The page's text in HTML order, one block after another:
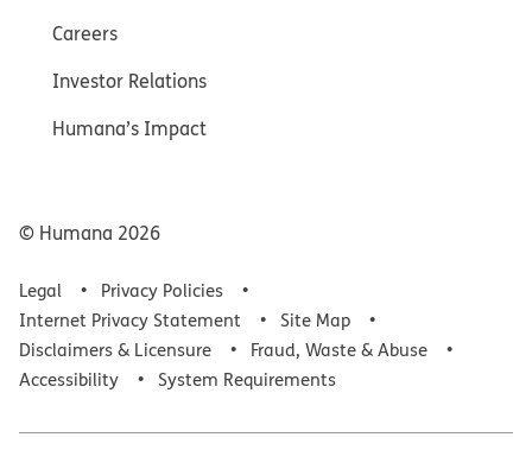
Careers
Investor Relations
Humana’s Impact
© Humana 2026
Legal
Privacy Policies
Internet Privacy Statement
Site Map
Disclaimers & Licensure
Fraud, Waste & Abuse
Accessibility
System Requirements